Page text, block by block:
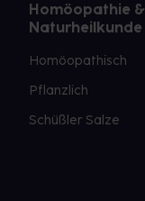
Homöopathie &
Naturheilkunde
Homöopathisch
Pflanzlich
Schüßler Salze